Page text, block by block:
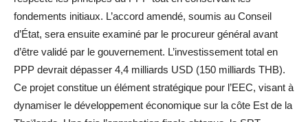
fondements initiaux. L’accord amendé, soumis au Conseil
d’État, sera ensuite examiné par le procureur général avant
d’être validé par le gouvernement. L’investissement total en
PPP devrait dépasser 4,4 milliards USD (150 milliards THB).
Ce projet constitue un élément stratégique pour l’EEC, visant à
dynamiser le développement économique sur la côte Est de la